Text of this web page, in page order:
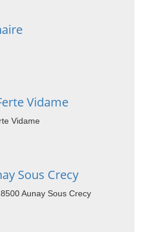
Vidame
Vidame
Sous Crecy
Aunay Sous Crecy